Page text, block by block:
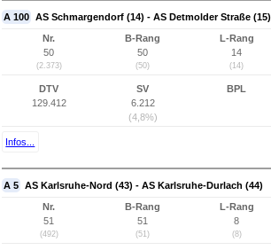
A 100 AS Schmargendorf (14) - AS Detmolder Straße (15)
Nr.
50
(2.373)
B-Rang
50
(50)
L-Rang
14
(14)
DTV
129.412
SV
6.212
(4,8%)
BPL
Infos...
A 5 AS Karlsruhe-Nord (43) - AS Karlsruhe-Durlach (44)
Nr.
51
(492)
B-Rang
51
(51)
L-Rang
8
(8)